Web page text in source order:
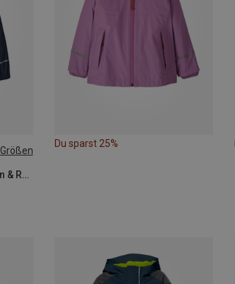
Größen
Patagonia | Hardshelljacken & Regenjacken
Du sparst 25%